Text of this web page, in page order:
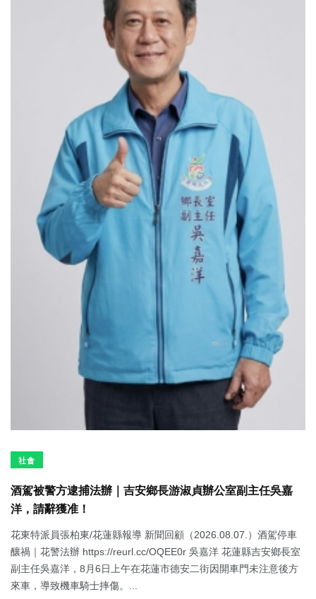
社會
酒駕被警方逮捕法辦｜吉安鄉長游淑貞辦公室副主任吳嘉
洋，請辭獲准！
花東特派員張柏東/花蓮縣報導 新聞回顧（2026.08.07.）酒駕停車
釀禍｜花警法辦 https://reurl.cc/OQEE0r 吳嘉洋 花蓮縣吉安鄉長室
副主任吳嘉洋，8月6日上午在花蓮市德安二街因開車門未注意後方
來車，導致機車騎士摔傷。...